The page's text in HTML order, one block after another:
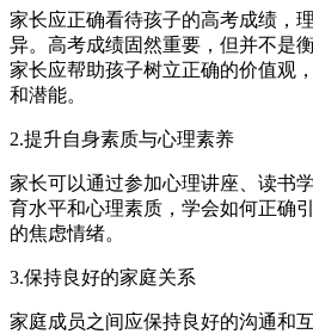
家长应正确看待孩子的高考成绩，
异。高考成绩固然重要，但并不是
家长应帮助孩子树立正确的价值观
和潜能。
2.提升自身素质与心理素养
家长可以通过参加心理讲座、读书
育水平和心理素质，学会如何正确
的焦虑情绪。
3.保持良好的家庭关系
家庭成员之间应保持良好的沟通和